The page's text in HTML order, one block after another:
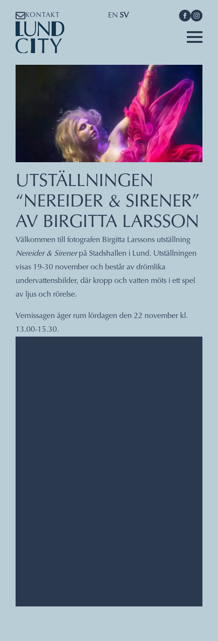
KONTAKT EN SV
UTSTÄLLNINGEN
“NEREIDER & SIRENER”
AV BIRGITTA LARSSON
Välkommen till fotografen Birgitta Larssons utställning
Nereider & Sirenerpå Stadshallen i Lund. Utställningen
visas 19-30 november och består av drömlika
undervattensbilder, där kropp och vatten möts i ett spel
av ljus och rörelse.
Vernissagen äger rum lördagen den 22 november kl.
13.00-15.30.